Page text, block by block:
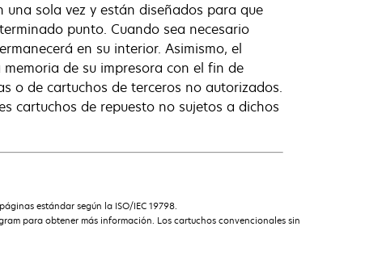
sola vez y están diseñados para que
punto. Cuando sea necesario
en su interior. Asimismo, el
de su impresora con el fin de
o de cartuchos de terceros no autorizados.
cartuchos de repuesto no sujetos a dichos
estándar según la ISO/IEC 19798.
para obtener más información. Los cartuchos convencionales sin